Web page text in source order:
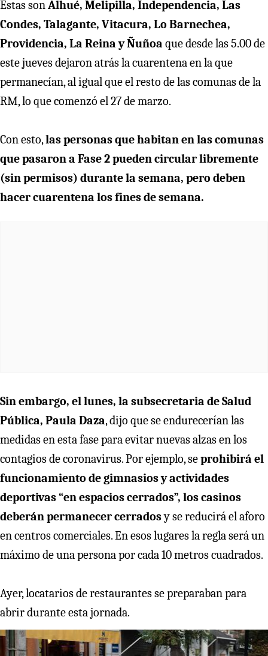
Estas sonAlhué, Melipilla, Independencia, Las
Condes, Talagante, Vitacura, Lo Barnechea,
Providencia, La Reina y Ñuñoa que desde las 5.00 de
este jueves dejaron atrás la cuarentena en la que
permanecían, al igual que el resto de las comunas de la
RM, lo que comenzó el 27 de marzo.
Con esto,las personas que habitan en las comunas
que pasaron a Fase 2 pueden circular libremente
(sin permisos) durante la semana, pero deben
hacer cuarentena los fines de semana.
Sin embargo, el lunes, la subsecretaria de Salud
Pública, Paula Daza, dijo que se endurecerían las
medidas en esta fase para evitar nuevas alzas en los
contagios de coronavirus. Por ejemplo, seprohibirá el
funcionamiento de gimnasios y actividades
deportivas “en espacios cerrados”, los casinos
deberán permanecer cerradosyse reducirá el aforo
en centros comerciales. En esos lugares la regla será un
máximo de una persona por cada 10 metros cuadrados.
Ayer, locatarios de restaurantes se preparaban para
abrir durante esta jornada.